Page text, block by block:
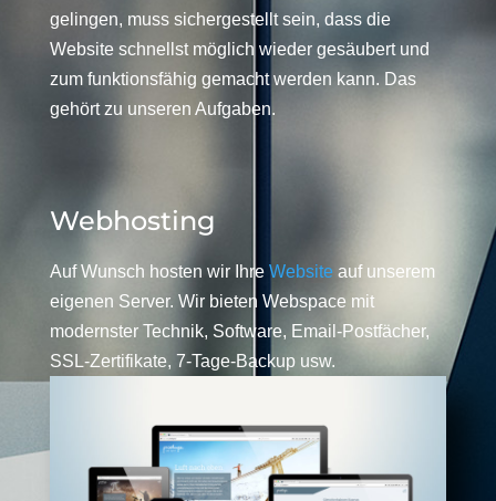
gelingen, muss sichergestellt sein, dass die
Website schnellst möglich wieder gesäubert und
zum funktionsfähig gemacht werden kann. Das
gehört zu unseren Aufgaben.
Webhosting
Auf Wunsch hosten wir Ihre Website auf unserem
eigenen Server. Wir bieten Webspace mit
modernster Technik, Software, Email-Postfächer,
SSL-Zertifikate, 7-Tage-Backup usw.